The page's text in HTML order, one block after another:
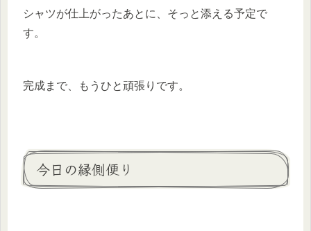
シャツが仕上がったあとに、そっと添える予定で
す。
完成まで、もうひと頑張りです。
今日の縁側便り